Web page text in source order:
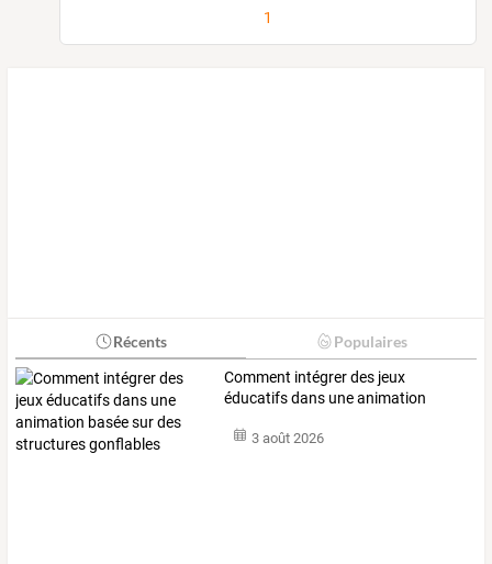
1
Récents Populaires
Comment intégrerdes jeux
éducatifsdans uneanimation
3 août 2026